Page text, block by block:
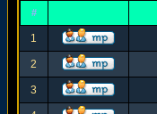
#
1
2
3